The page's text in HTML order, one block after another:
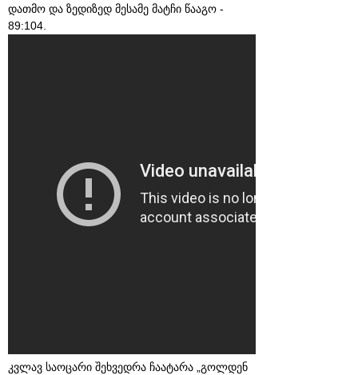
დათმო და ზედიზედ მესამე მატჩი წააგო -
89:104.
კვლავ საოცარი შეხვედრა ჩაატარა „გოლდენ